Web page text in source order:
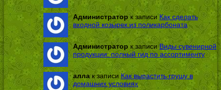
Администраторк записиКак сделать
входной козырек из поликарбоната
Администратор к записиВиды сувенирной
продукции: полный гид по ассортименту
аллак записи Как вырастить грушу в
домашних условиях